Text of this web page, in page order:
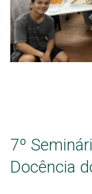
7º
Docência